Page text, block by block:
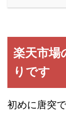
楽天市場
りです
初めに唐突